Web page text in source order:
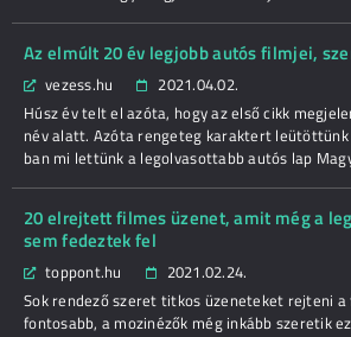
Az elmúlt 20 év legjobb autós filmjei,
vezess.hu
2021.04.02.
Húsz év telt el azóta, hogy az első cikk
név alatt. Azóta rengeteg karaktert
ban mi lettünk a legolvasottabb autós lap
20 elrejtett filmes üzenet, amit még a
sem fedeztek fel
toppont.hu
2021.02.24.
Sok rendező szeret titkos üzeneteket rejteni
fontosabb, a mozinézők még inkább szeretik